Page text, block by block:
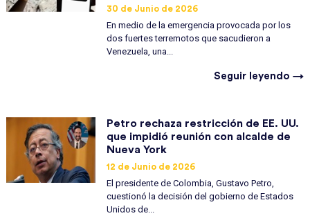
30 de Junio de 2026
En medio de la emergencia provocada por los
dos fuertes terremotos que sacudieron a
Venezuela, una...
Seguir leyendo →
Petro rechaza restricción de EE. UU.
que impidió reunión con alcalde de
Nueva York
12 de Junio de 2026
El presidente de Colombia, Gustavo Petro,
cuestionó la decisión del gobierno de Estados
Unidos de...